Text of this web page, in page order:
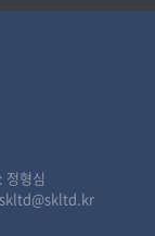
정형심
skltd@skltd.kr